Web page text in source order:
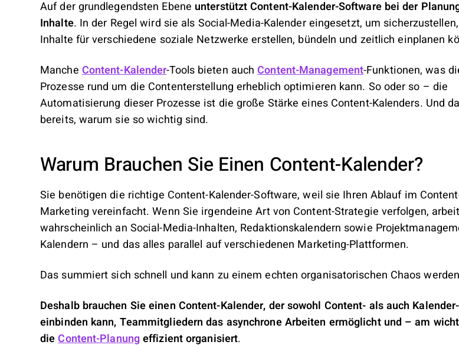
Auf der grundlegendsten Ebene unterstützt Content-Kalender-Software bei der
Inhalte. In der Regel wird sie als Social-Media-Kalender eingesetzt, um
Inhalte für verschiedene soziale Netzwerke erstellen, bündeln und zeitlich einplanen
Manche Content-Kalender-Tools bieten auchContent-Management-Funktionen, was
Prozesse rund um die Contenterstellung erheblich optimieren kann. So oder so – die
Automatisierung dieser Prozesse ist die große Stärke eines Content-Kalenders. Und
bereits, warum sie so wichtig sind.
Warum Brauchen Sie Einen Content-Kalender?
Sie benötigen die richtige Content-Kalender-Software, weil sie Ihren Ablauf im
Marketing vereinfacht. Wenn Sie irgendeine Art von Content-Strategie verfolgen,
wahrscheinlich an Social-Media-Inhalten, Redaktionskalendern sowie
Kalendern – und das alles parallel auf verschiedenen Marketing-Plattformen.
Das summiert sich schnell und kann zu einem echten organisatorischen Chaos
Deshalb brauchen Sie einen Content-Kalender, der sowohl Content- als auch
einbinden kann, Teammitgliedern das asynchrone Arbeiten ermöglicht und – am
dieContent-Planungeffizient organisiert.